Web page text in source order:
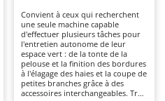
Démarreurs
Convient à ceux qui recherchent
une seule machine capable
d'effectuer plusieurs tâches pour
l'entretien autonome de leur
espace vert : de la tonte de la
pelouse et la finition des bordures
à l'élagage des haies et la coupe de
petites branches grâce à des
accessoires interchangeables. Très